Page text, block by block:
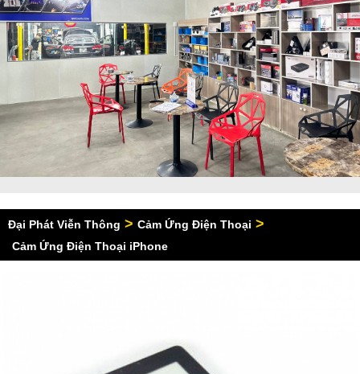
Đại Phát Viễn Thông > Cảm Ứng Điện Thoại >
Cảm Ứng Điện Thoại iPhone